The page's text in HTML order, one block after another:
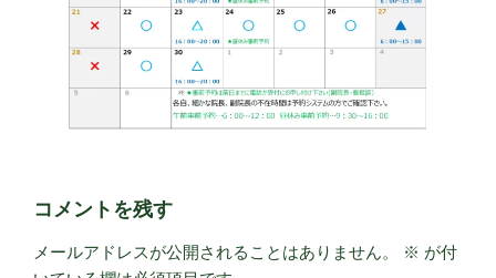
コメントを残す
メールアドレスが公開されることはありません。 ※ が付